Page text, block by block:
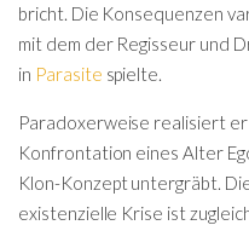
bricht. Die Konsequenzen
mit dem der Regisseur und
in Parasite spielte.
Paradoxerweise realisiert
Konfrontation eines Alter
Klon-Konzept untergräbt.
existenzielle Krise ist